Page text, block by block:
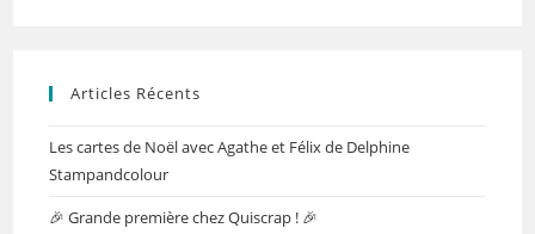
Articles Récents
Les cartes de Noël avec Agathe et Félix de Delphine
Stampandcolour
🎉 Grande première chez Quiscrap ! 🎉